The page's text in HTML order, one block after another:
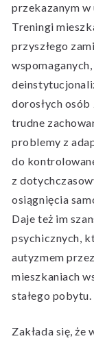
przekazanym
Treningi
przyszłego
dorosłych
trudne
problemy z
do
z
osiągnięcia
Daje też im
psychicznych,
autyzmem
mieszkaniach
stałego pobytu.
Zakłada się,